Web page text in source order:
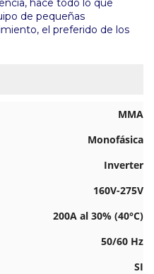
de pequeñas
el preferido de los
MMA
Monofásica
Inverter
160V-275V
200A al 30% (40°C)
50/60 Hz
SI